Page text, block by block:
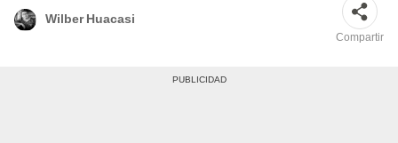
Wilber Huacasi
Compartir